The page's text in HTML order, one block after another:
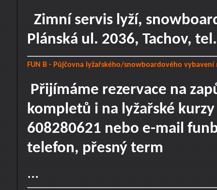
Zimní servis lyží,
Plánská ul. 2036, Tachov,
FUN B - Půjčovna lyžařského/snowboardového vybavení
Přijímáme rezervace na
kompletů i na lyžařské
608280621 nebo e-mail
telefon, přesný term
...